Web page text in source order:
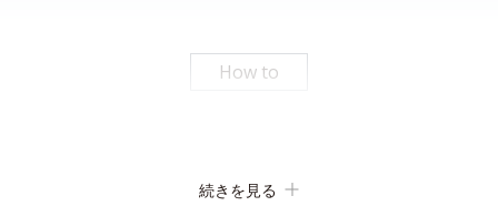
りとり、上下に強く3回振ったときの泡の嵩目盛りを測定する。N＝3, P<0.05, student t-
How to
続きを見る